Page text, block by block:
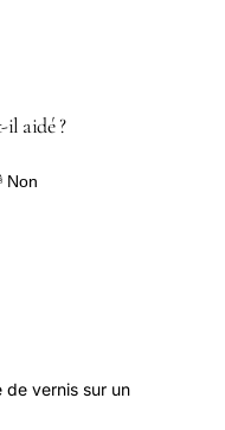
aidé ?
Non
de vernis sur un